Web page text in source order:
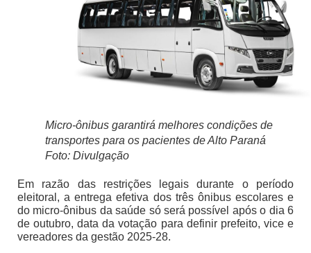
Micro-ônibus garantirá melhores condições de
transportes para os pacientes de Alto Paraná
Foto: Divulgação
Em razão das restrições legais durante o período
eleitoral, a entrega efetiva dos três ônibus escolares e
do micro-ônibus da saúde só será possível após o dia 6
de outubro, data da votação para definir prefeito, vice e
vereadores da gestão 2025-28.